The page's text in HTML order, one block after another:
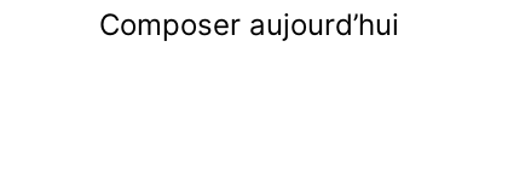
Composer aujourd’hui